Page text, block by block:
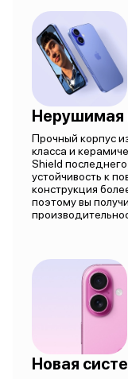
Нерушимая
Прочный корпус
класса и
Shield
устойчивость к
конструкция
поэтому вы
Новая